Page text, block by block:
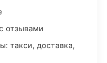
отзывами
такси, доставка,